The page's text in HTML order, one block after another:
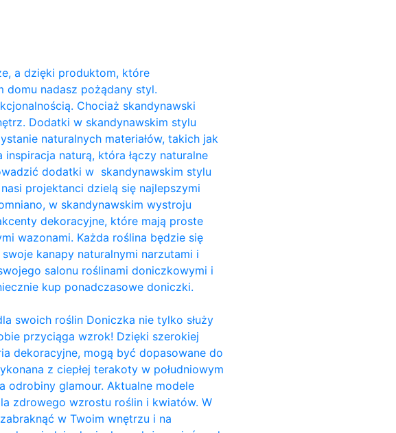
a dzięki produktom, które
domu nadasz pożądany styl.
Chociaż skandynawski
Dodatki w skandynawskim stylu
naturalnych materiałów, takich jak
naturą, która łączy naturalne
dodatki w skandynawskim stylu
projektanci dzielą się najlepszymi
w skandynawskim wystroju
dekoracyjne, które mają proste
wazonami. Każda roślina będzie się
kanapy naturalnymi narzutami i
salonu roślinami doniczkowymi i
kup ponadczasowe doniczki.
swoich roślin Doniczka nie tylko służy
przyciąga wzrok! Dzięki szerokiej
dekoracyjne, mogą być dopasowane do
z ciepłej terakoty w południowym
odrobiny glamour. Aktualne modele
zdrowego wzrostu roślin i kwiatów. W
w Twoim wnętrzu i na